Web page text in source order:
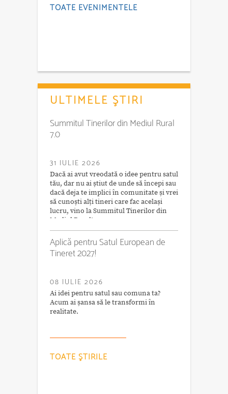
TOATE EVENIMENTELE
ULTIMELE ŞTIRI
Summitul Tinerilor din Mediul Rural
7.0
31 IULIE 2026
Dacă ai avut vreodată o idee pentru satul
tău, dar nu ai știut de unde să începi sau
dacă deja te implici în comunitate și vrei
să cunoști alți tineri care fac același
lucru, vino la Summitul Tinerilor din
Mediul Rural!
Aplică pentru Satul European de
Tineret 2027!
08 IULIE 2026
Ai idei pentru satul sau comuna ta?
Acum ai șansa să le transformi în
realitate.
TOATE ŞTIRILE